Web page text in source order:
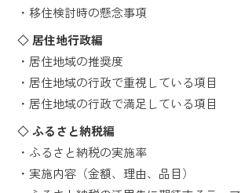
・移住検討時の懸念事項
◇ 居住地行政編
・居住地域の推奨度
・居住地域の行政で重視している項目
・居住地域の行政で満足している項目
◇ ふるさと納税編
・ふるさと納税の実施率
・実施内容（金額、理由、品目）